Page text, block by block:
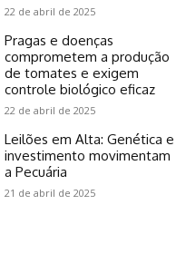
22 de abril de 2025
Pragas e doenças
comprometem a produção
de tomates e exigem
controle biológico eficaz
22 de abril de 2025
Leilões em Alta: Genética e
investimento movimentam
a Pecuária
21 de abril de 2025